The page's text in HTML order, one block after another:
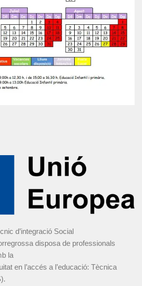
d’integració Social
disposa de professionals
la
en l’accés a l’educació: Tècnica